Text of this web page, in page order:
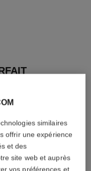
similaires
offrir une expérience
et des
site web et auprès
vos préférences et